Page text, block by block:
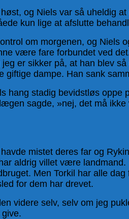
og Niels var så uheldig
kun lige at afslutte
om morgenen, og
være fare forbundet ved
er sikker på, at han blev
giftige dampe. Han sank
hang stadig bevidstløs
sagde, »nej, det må
mistet deres far og
aldrig villet være
Men Torkil har alle
for dem har drevet.
videre selv, selv om jeg